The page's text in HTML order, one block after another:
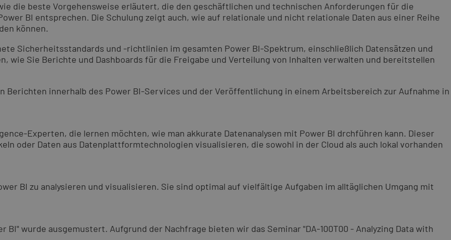
die beste Vorgehensweise erläutert, die den geschäftlichen und technischen Anforderungen für die
BI entsprechen. Die Schulung zeigt auch, wie auf relationale und nicht relationale Daten aus einer Reihe
können.
Sicherheitsstandards und -richtlinien im gesamten Power BI-Spektrum, einschließlich Datensätzen und
wie Sie Berichte und Dashboards für die Freigabe und Verteilung von Inhalten verwalten und bereitstellen
innerhalb des Power BI-Services und der Veröffentlichung in einem Arbeitsbereich zur Aufnahme in
Experten, die lernen möchten, wie man akkurate Datenanalysen mit Power BI drchführen kann. Dieser
oder Daten aus Datenplattformtechnologien visualisieren, die sowohl in der Cloud als auch lokal vorhanden
BI zu analysieren und visualisieren. Sie sind optimal auf vielfältige Aufgaben im alltäglichen Umgang mit
BI" wurde ausgemustert. Aufgrund der Nachfrage bieten wir das Seminar "DA-100T00 - Analyzing Data with